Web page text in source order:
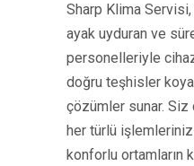
Sharp Klima
ayak uyduran ve
personelleriyle
doğru teşhisler
çözümler sunar. Siz
her türlü
konforlu ortamların